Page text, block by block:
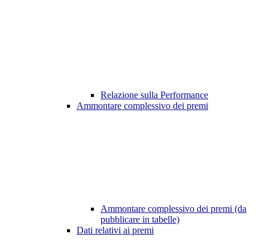
Relazione sulla Performance
Ammontare complessivo dei premi
Ammontare complessivo dei premi (da
pubblicare in tabelle)
Dati relativi ai premi